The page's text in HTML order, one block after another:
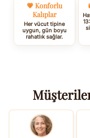
💗 Konforlu
Kalıplar
Her vücut tipine
uygun, gün boyu
rahatlık sağlar.